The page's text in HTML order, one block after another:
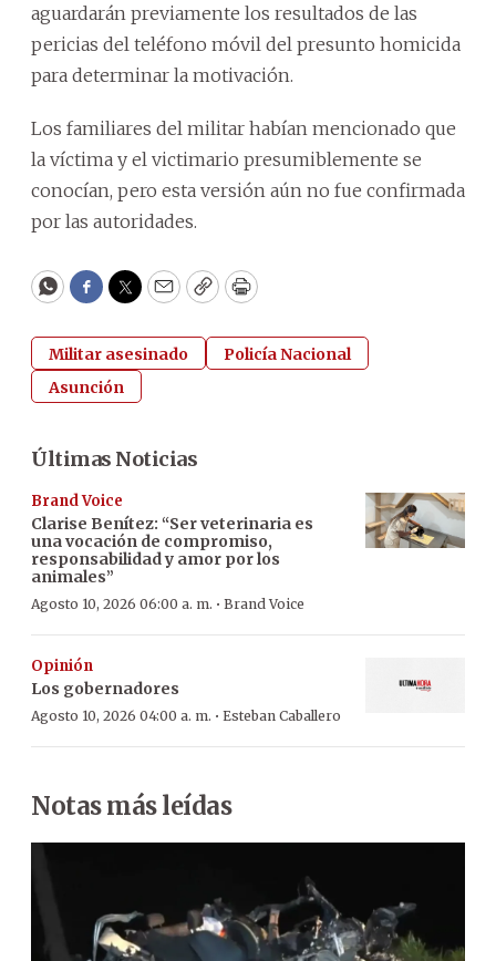
aguardarán previamente los resultados de las
pericias del teléfono móvil del presunto homicida
para determinar la motivación.
Los familiares del militar habían mencionado que
la víctima y el victimario presumiblemente se
conocían, pero esta versión aún no fue confirmada
por las autoridades.
WhatsApp
Facebook
Twitter
EmailCopyPrint
Militar asesinado
Policía Nacional
Asunción
Últimas Noticias
Brand Voice
Clarise Benítez: “Ser veterinaria es
una vocación de compromiso,
responsabilidad y amor por los
animales”
Agosto 10, 2026 06:00 a. m. · Brand Voice
Opinión
Los gobernadores
Agosto 10, 2026 04:00 a. m. · Esteban Caballero
Notas más leídas